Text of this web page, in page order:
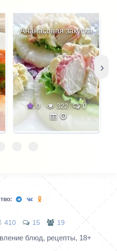
Ананасовая закуска
0 322 0
›
410 15 19
блюд, рецепты, 18+